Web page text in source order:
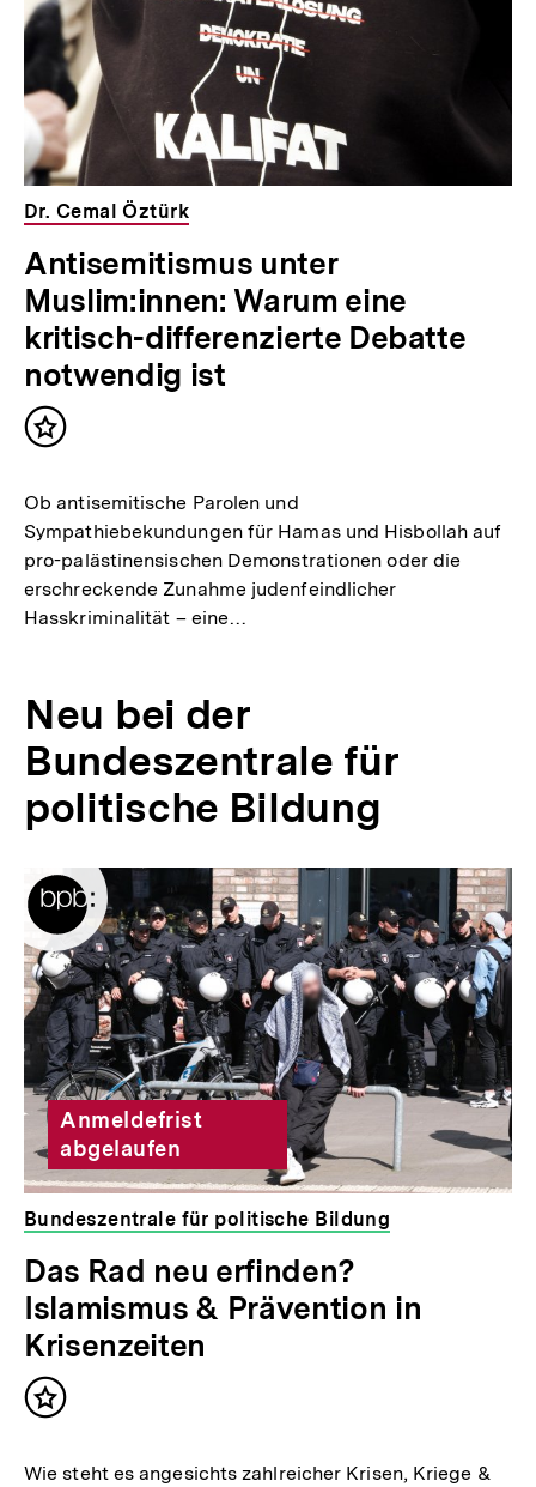
Dr. Cemal Öztürk
Antisemitismus unter
Muslim:innen: Warum eine
kritisch-differenzierte Debatte
notwendig ist
Inhalt
Ob antisemitische Parolen und
Sympathiebekundungen für Hamas und Hisbollah auf
pro-palästinensischen Demonstrationen oder die
erschreckende Zunahme judenfeindlicher
Hasskriminalität – eine…
Neu bei der
Bundeszentrale für
politische Bildung
Anmeldefrist
abgelaufen
Bundeszentrale für politische Bildung
Das Rad neu erfinden?
Islamismus & Prävention in
Krisenzeiten
Inhalt
Wie steht es angesichts zahlreicher Krisen, Kriege &